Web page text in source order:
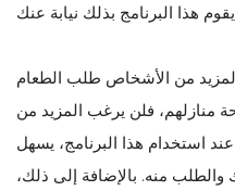
المزيد من الأشخاص طلب الطعام
فلن يرغب المزيد من
استخدام هذا البرنامج، يسهل
منه. بالإضافة إلى ذلك،